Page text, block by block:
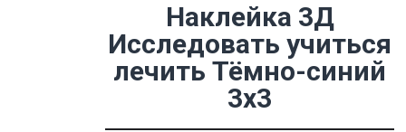
Наклейка 3Д
Исследовать учиться
лечить Тёмно-синий
3х3